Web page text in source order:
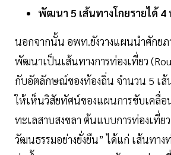
พัฒนา 5 เส้นทางโกยรายได้
นอกจากนั้น อพท.ยังวางแผนนำศักย
พัฒนาเป็นเส้นทางการท่องเที่ยว
กับอัตลักษณ์ของท้องถิ่น จำนวน 5 เส้
ให้เห็นวิสัยทัศน์ของแผนการขับเคลื่อ
ทะเลสาบสงขลา ต้นแบบการท่องเที่ย
วัฒนธรรมอย่างยั่งยืน” ได้แก่ เส้นทาง